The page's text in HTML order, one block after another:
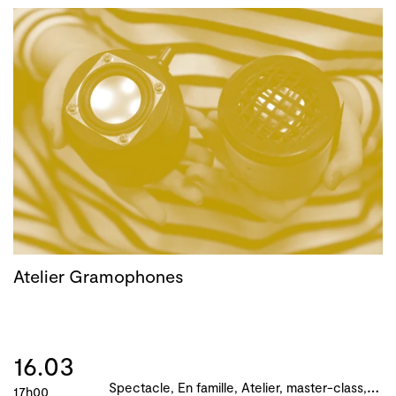
Atelier Gramophones
16.03
17h00 S
pectacle, En famille, Atelier, master-class, parcours, B!ME 2024